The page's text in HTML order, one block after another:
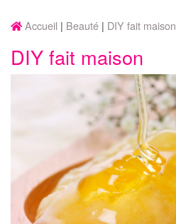
Accueil Beauté DIY fait maison
DIY fait maison